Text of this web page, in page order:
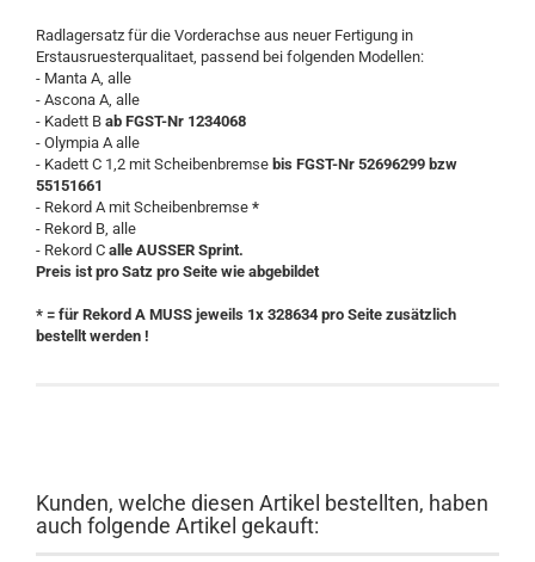
Radlagersatz für die Vorderachse aus neuer Fertigung in
Erstausruesterqualitaet, passend bei folgenden Modellen:
- Manta A, alle
- Ascona A, alle
- Kadett B ab FGST-Nr 1234068
- Olympia A alle
- Kadett C 1,2 mit Scheibenbremse bis FGST-Nr 52696299 bzw
55151661
- Rekord A mit Scheibenbremse *
- Rekord B, alle
- Rekord C alle AUSSER Sprint.
Preis ist pro Satz pro Seite wie abgebildet
* = für Rekord A MUSS jeweils 1x 328634 pro Seite zusätzlich
bestellt werden !
Kunden, welche diesen Artikel bestellten, haben
auch folgende Artikel gekauft: